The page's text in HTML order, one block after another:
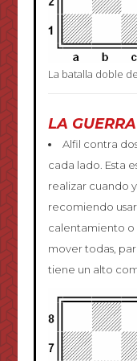
La batalla doble
LA
Alfil contra
cada lado. Esta
realizar cuando
recomiendo
calentamiento o
mover todas,
tiene un alto